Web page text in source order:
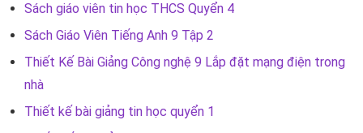
Sách giáo viên tin học THCS Quyển 4
Sách Giáo Viên Tiếng Anh 9 Tập 2
Thiết Kế Bài Giảng Công nghệ 9 Lắp đặt mạng điện trong
nhà
Thiết kế bài giảng tin học quyển 1